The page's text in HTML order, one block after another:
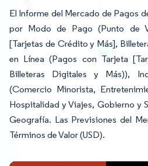
El Informe del Mercado de Pagos
por Modo de Pago (Punto de
[Tarjetas de Crédito y Más],
en Línea (Pagos con Tarjeta
Billeteras Digitales y Más)),
(Comercio Minorista,
Hospitalidad y Viajes, Gobierno y
Geografía. Las Previsiones del
Términos de Valor (USD).